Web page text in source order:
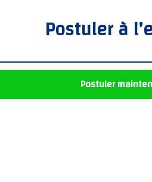
Postuler à
Postuler